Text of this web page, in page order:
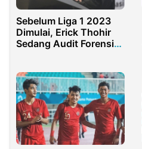
Sebelum Liga 1 2023
Dimulai, Erick Thohir
Sedang Audit Forensik